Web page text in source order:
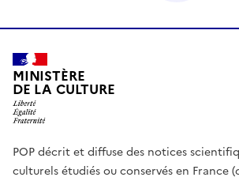
MINISTÈRE
DE LA CULTURE
POP décrit et diffuse des notices
culturels étudiés ou conservés en France